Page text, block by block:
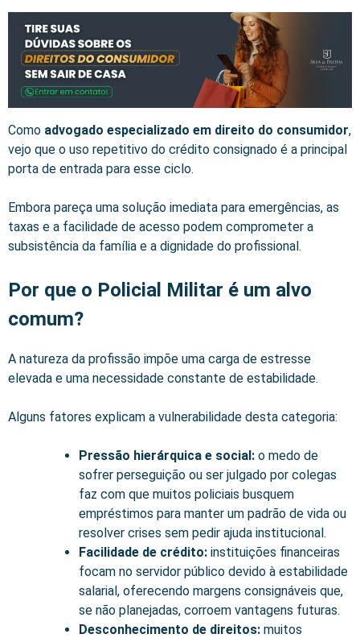
Como advogado especializado em direito do consumidor,
vejo que o uso repetitivo do crédito consignado é a principal
porta de entrada para esse ciclo.
Embora pareça uma solução imediata para emergências, as
taxas e a facilidade de acesso podem comprometer a
subsistência da família e a dignidade do profissional.
Por que o Policial Militar é um alvo
comum?
A natureza da profissão impõe uma carga de estresse
elevada e uma necessidade constante de estabilidade.
Alguns fatores explicam a vulnerabilidade desta categoria:
Pressão hierárquica e social: o medo de
sofrer perseguição ou ser julgado por colegas
faz com que muitos policiais busquem
empréstimos para manter um padrão de vida ou
resolver crises sem pedir ajuda institucional.
Facilidade de crédito: instituições financeiras
focam no servidor público devido à estabilidade
salarial, oferecendo margens consignáveis que,
se não planejadas, corroem vantagens futuras.
Desconhecimento de direitos: muitos